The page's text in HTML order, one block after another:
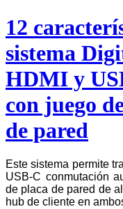
12
sistema
HDMI y
con juego
de pared
Este sistema permite
USB-C conmutación
de placa de pared de
hub de cliente en